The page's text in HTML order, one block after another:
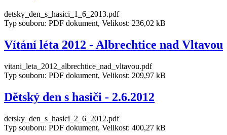
detsky_den_s_hasici_1_6_2013.pdf
Typ souboru: PDF dokument, Velikost: 236,02 kB
Vítání léta 2012 - Albrechtice nad Vltavou
vitani_leta_2012_albrechtice_nad_vltavou.pdf
Typ souboru: PDF dokument, Velikost: 209,97 kB
Dětský den s hasiči - 2.6.2012
detsky_den_s_hasici_2_6_2012.pdf
Typ souboru: PDF dokument, Velikost: 400,27 kB